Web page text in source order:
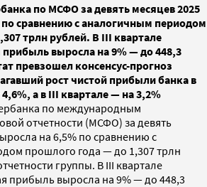
по МСФО за девять месяцев 2025
по сравнению с аналогичным периодом
трлн рублей. В III квартале
прибыль выросла на 9% — до 448,3
превзошел консенсус-прогноз
рост чистой прибыли банка в
а в III квартале — на 3,2%
по международным
отчетности (МСФО) за девять
на 6,5% по сравнению с
прошлого года — до 1,307 трлн
группы. В III квартале
прибыль выросла на 9% — до 448,3